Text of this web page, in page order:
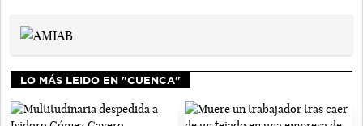
LO MÁS LEIDO EN "CUENCA"